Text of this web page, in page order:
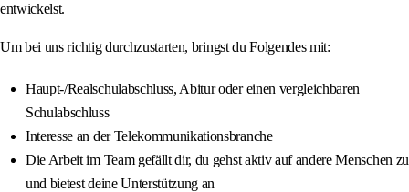
entwickelst.
Um bei uns richtig durchzustarten, bringst du Folgendes mit:
Haupt-/Realschulabschluss, Abitur oder einen vergleichbaren
Schulabschluss
Interesse an der Telekommunikationsbranche
Die Arbeit im Team gefällt dir, du gehst aktiv auf andere Menschen zu
und bietest deine Unterstützung an